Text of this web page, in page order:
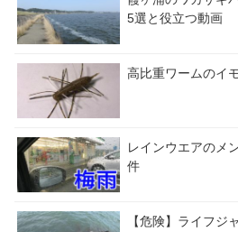
5選と役立つ動画
高比重ワームのイ
レインウエアのメ
件
【危険】ライフジ